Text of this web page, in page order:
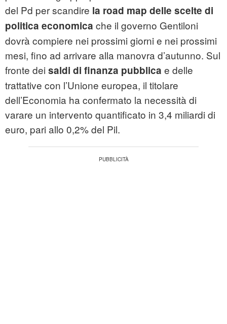
del Pd per scandire la road map delle scelte di
politica economica che il governo Gentiloni
dovrà compiere nei prossimi giorni e nei prossimi
mesi, fino ad arrivare alla manovra d’autunno. Sul
fronte dei saldi di finanza pubblica e delle
trattative con l’Unione europea, il titolare
dell’Economia ha confermato la necessità di
varare un intervento quantificato in 3,4 miliardi di
euro, pari allo 0,2% del Pil.